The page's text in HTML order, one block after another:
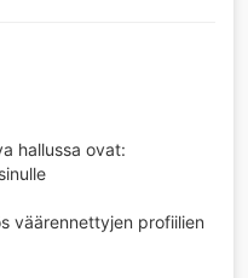
hallussa ovat:
väärennettyjen profiilien